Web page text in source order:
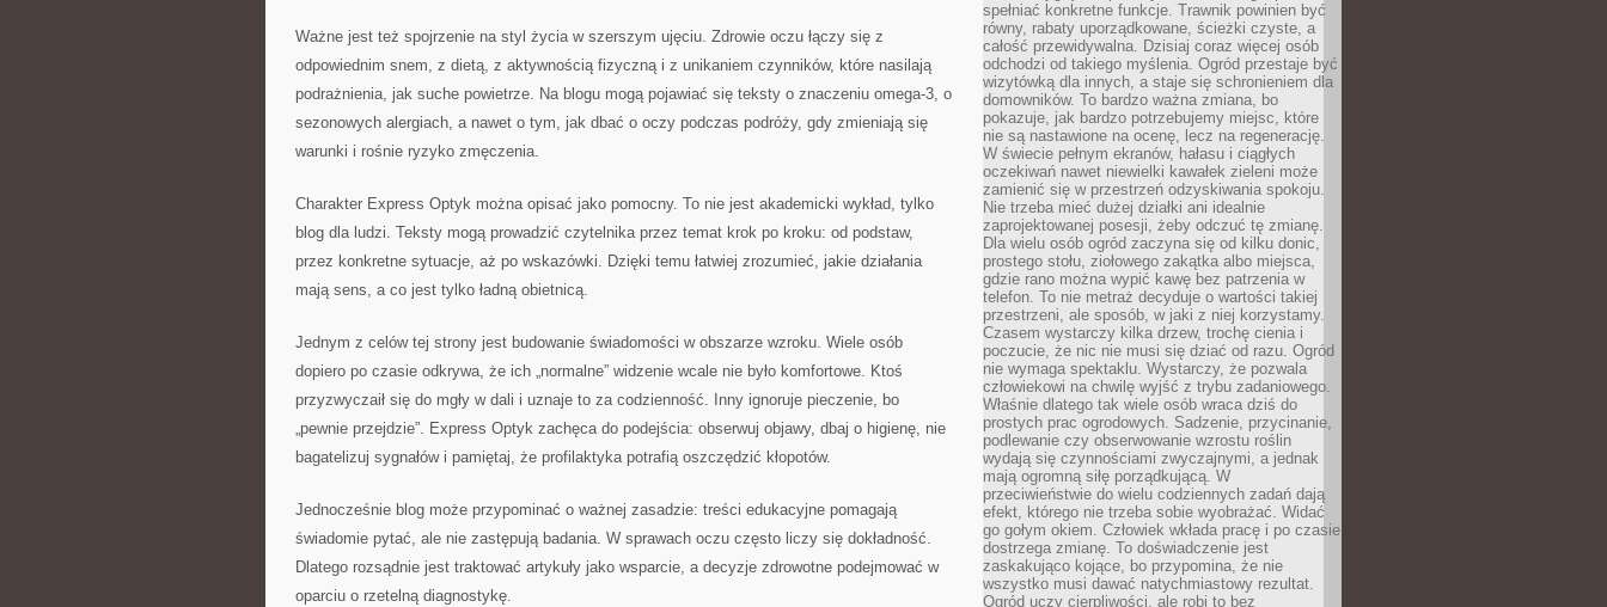
Ważne jest też spojrzenie na styl życia w szerszym ujęciu. Zdrowie oczu łączy się z
odpowiednim snem, z dietą, z aktywnością fizyczną i z unikaniem czynników, które nasilają
podrażnienia, jak suche powietrze. Na blogu mogą pojawiać się teksty o znaczeniu omega-3, o
sezonowych alergiach, a nawet o tym, jak dbać o oczy podczas podróży, gdy zmieniają się
warunki i rośnie ryzyko zmęczenia.
Charakter Express Optyk można opisać jako pomocny. To nie jest akademicki wykład, tylko
blog dla ludzi. Teksty mogą prowadzić czytelnika przez temat krok po kroku: od podstaw,
przez konkretne sytuacje, aż po wskazówki. Dzięki temu łatwiej zrozumieć, jakie działania
mają sens, a co jest tylko ładną obietnicą.
Jednym z celów tej strony jest budowanie świadomości w obszarze wzroku. Wiele osób
dopiero po czasie odkrywa, że ich „normalne” widzenie wcale nie było komfortowe. Ktoś
przyzwyczaił się do mgły w dali i uznaje to za codzienność. Inny ignoruje pieczenie, bo
„pewnie przejdzie”. Express Optyk zachęca do podejścia: obserwuj objawy, dbaj o higienę, nie
bagatelizuj sygnałów i pamiętaj, że profilaktyka potrafią oszczędzić kłopotów.
Jednocześnie blog może przypominać o ważnej zasadzie: treści edukacyjne pomagają
świadomie pytać, ale nie zastępują badania. W sprawach oczu często liczy się dokładność.
Dlatego rozsądnie jest traktować artykuły jako wsparcie, a decyzje zdrowotne podejmować w
oparciu o rzetelną diagnostykę.
spełniać konkretne funkcje. Trawnik powinien być
równy, rabaty uporządkowane, ścieżki czyste, a
całość przewidywalna. Dzisiaj coraz więcej osób
odchodzi od takiego myślenia. Ogród przestaje być
wizytówką dla innych, a staje się schronieniem dla
domowników. To bardzo ważna zmiana, bo
pokazuje, jak bardzo potrzebujemy miejsc, które
nie są nastawione na ocenę, lecz na regenerację.
W świecie pełnym ekranów, hałasu i ciągłych
oczekiwań nawet niewielki kawałek zieleni może
zamienić się w przestrzeń odzyskiwania spokoju.
Nie trzeba mieć dużej działki ani idealnie
zaprojektowanej posesji, żeby odczuć tę zmianę.
Dla wielu osób ogród zaczyna się od kilku donic,
prostego stołu, ziołowego zakątka albo miejsca,
gdzie rano można wypić kawę bez patrzenia w
telefon. To nie metraż decyduje o wartości takiej
przestrzeni, ale sposób, w jaki z niej korzystamy.
Czasem wystarczy kilka drzew, trochę cienia i
poczucie, że nic nie musi się dziać od razu. Ogród
nie wymaga spektaklu. Wystarczy, że pozwala
człowiekowi na chwilę wyjść z trybu zadaniowego.
Właśnie dlatego tak wiele osób wraca dziś do
prostych prac ogrodowych. Sadzenie, przycinanie,
podlewanie czy obserwowanie wzrostu roślin
wydają się czynnościami zwyczajnymi, a jednak
mają ogromną siłę porządkującą. W
przeciwieństwie do wielu codziennych zadań dają
efekt, którego nie trzeba sobie wyobrażać. Widać
go gołym okiem. Człowiek wkłada pracę i po czasie
dostrzega zmianę. To doświadczenie jest
zaskakująco kojące, bo przypomina, że nie
wszystko musi dawać natychmiastowy rezultat.
Ogród uczy cierpliwości, ale robi to bez